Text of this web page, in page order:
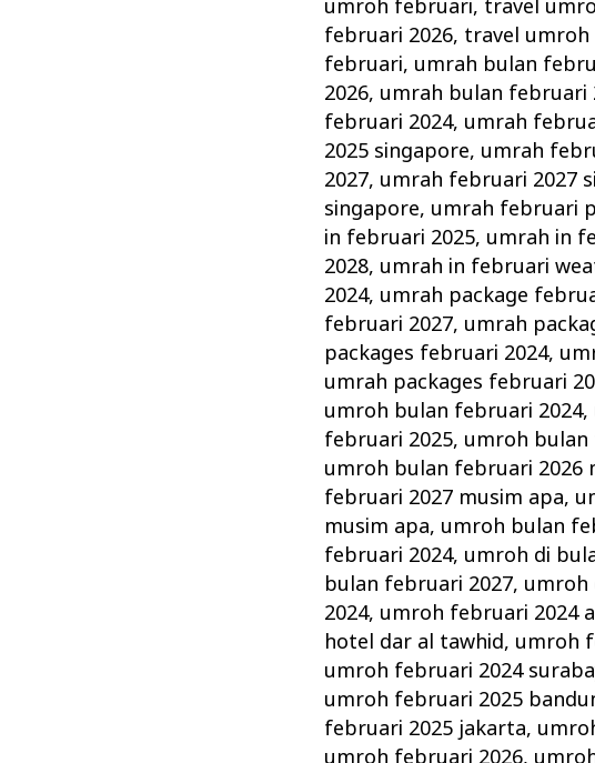
umroh februari, travel
februari 2026, travel umroh
februari, umrah bulan
2026, umrah bulan februari
februari 2024, umrah
2025 singapore, umrah
2027, umrah februari 2027
singapore, umrah februari
in februari 2025, umrah in
2028, umrah in februari
2024, umrah package
februari 2027, umrah
packages februari 2024,
umrah packages februari
umroh bulan februari 2024,
februari 2025, umroh bulan
umroh bulan februari 2026
februari 2027 musim apa,
musim apa, umroh bulan
februari 2024, umroh di
bulan februari 2027, umroh
2024, umroh februari 2024
hotel dar al tawhid, umroh
umroh februari 2024
umroh februari 2025
februari 2025 jakarta,